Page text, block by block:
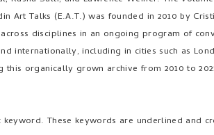
Art Talks (E.A.T.) was founded in 2010 by
disciplines in an ongoing program of
internationally, including in cities such as
this organically grown archive from 2010 to
These keywords are underlined and